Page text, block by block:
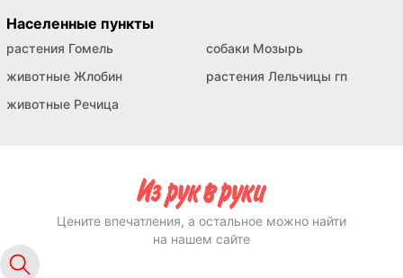
Населенные пункты
растения Гомель
собаки Мозырь
животные Жлобин
растения Лельчицы гп
животные Речица
Цените впечатления, а остальное можно найти
на нашем сайте